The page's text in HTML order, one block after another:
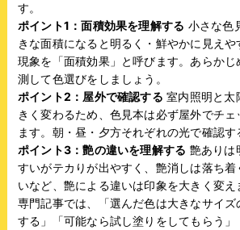
す。
ポイント1：面積効果を理解する 小さな色
きな面積になると明るく・鮮やかに見え
現象を「面積効果」と呼びます。あらか
測して色選びをしましょう。
ポイント2：屋外で確認する 室内照明と太
きく変わるため、色見本は必ず屋外でチェ
ます。朝・昼・夕方それぞれの光で確認す
ポイント3：艶の違いを理解する 艶ありは
すいがテカりが出やすく、艶消しは落ち着
いなど、艶による違いは印象を大きく変え
専門記事では、「選んだ色は大きなサイ
する」「可能なら試し塗りをしてもらう」